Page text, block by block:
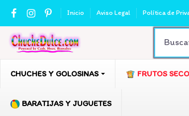
Inicio Aviso Legal Política de
CHUCHES Y GOLOSINAS FRUTOS
BARATIJAS Y JUGUETES